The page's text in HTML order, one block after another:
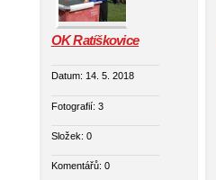
OK Ratíškovice
Datum: 14. 5. 2018
Fotografií: 3
Složek: 0
Komentářů: 0